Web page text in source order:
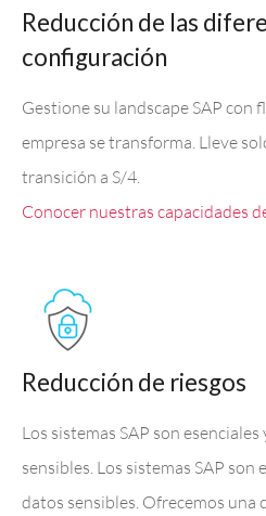
Reducción de las
configuración
Gestione su landscape SAP con
empresa se transforma. Lleve
transición a S/4.
Conocer nuestras capacidades
Reducción de riesgos
Los sistemas SAP son
sensibles. Los sistemas SAP son
datos sensibles. Ofrecemos